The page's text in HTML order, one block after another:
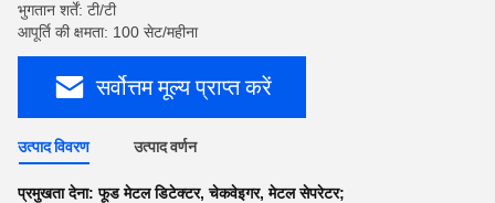
भुगतान शर्तें: टी/टी
आपूर्ति की क्षमता: 100 सेट/महीना
सर्वोत्तम मूल्य प्राप्त करें
उत्पाद विवरण उत्पाद वर्णन
प्रमुखता देना:फूड मेटल डिटेक्टर,चेकवेइगर,मेटल सेपरेटर;